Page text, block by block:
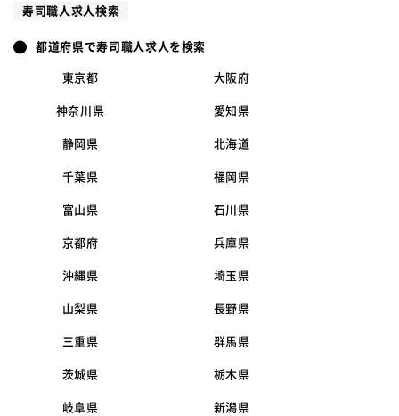
寿司職人求人検索
都道府県で寿司職人求人を検索
東京都 大阪府
神奈川県 愛知県
静岡県 北海道
千葉県 福岡県
富山県 石川県
京都府 兵庫県
沖縄県 埼玉県
山梨県 長野県
三重県 群馬県
茨城県 栃木県
岐阜県 新潟県